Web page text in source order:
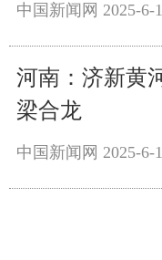
中国新闻网 2025-6-
河南：济新黄
梁合龙
中国新闻网 2025-6-